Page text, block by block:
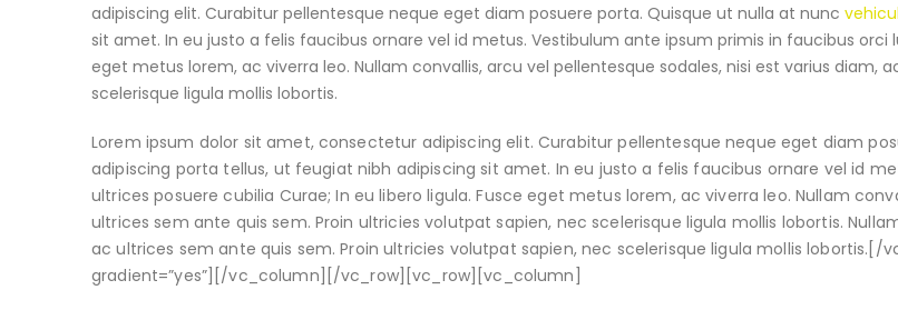
adipiscing elit. Curabitur pellentesque neque eget diam posuere porta. Quisque ut nulla at nunc
sit amet. In eu justo a felis faucibus ornare vel id metus. Vestibulum ante ipsum primis in faucibus orci
eget metus lorem, ac viverra leo. Nullam convallis, arcu vel pellentesque sodales, nisi est varius diam,
scelerisque ligula mollis lobortis.
Lorem ipsum dolor sit amet, consectetur adipiscing elit. Curabitur pellentesque neque eget diam
adipiscing porta tellus, ut feugiat nibh adipiscing sit amet. In eu justo a felis faucibus ornare vel id
ultrices posuere cubilia Curae; In eu libero ligula. Fusce eget metus lorem, ac viverra leo. Nullam
ultrices sem ante quis sem. Proin ultricies volutpat sapien, nec scelerisque ligula mollis lobortis.
ac ultrices sem ante quis sem. Proin ultricies volutpat sapien, nec scelerisque ligula mollis
gradient=”yes”][/vc_column][/vc_row][vc_row][vc_column]